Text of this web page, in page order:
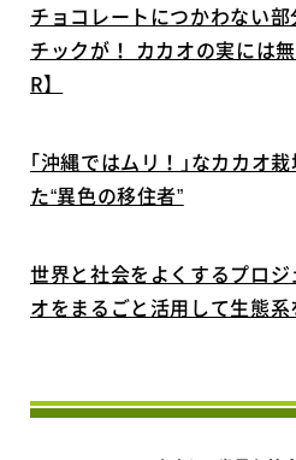
チョコレートにつかわない
チックが！ カカオの実には
R】
｢沖縄ではムリ！｣なカカオ
た“異色の移住者”
世界と社会をよくするプロ
オをまるごと活用して生態系